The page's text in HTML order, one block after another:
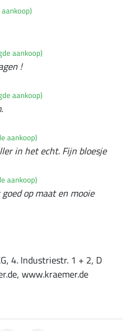
aankoop)
!
aankoop)
aankoop)
in het echt. Fijn bloesje
aankoop)
op maat en mooie
4. Industriestr. 1 + 2, D
www.kraemer.de